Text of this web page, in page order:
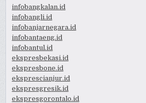
infobangkalan.id
infobangli.id
infobanjarnegara.id
infobantaeng.id
infobantul.id
ekspresbekasi.id
ekspresbone.id
eksprescianjur.id
ekspresgresik.id
ekspresgorontalo.id